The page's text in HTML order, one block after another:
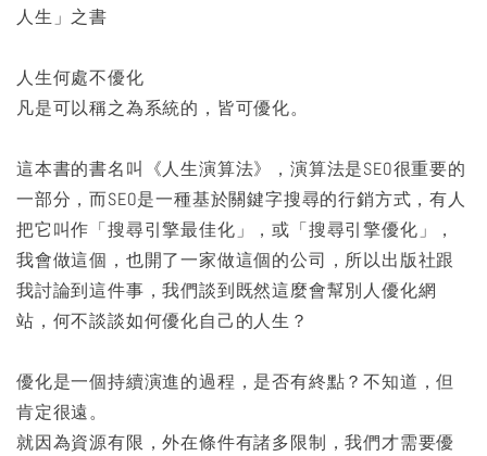
人生」之書
人生何處不優化
凡是可以稱之為系統的，皆可優化。
這本書的書名叫《人生演算法》，演算法是SEO很重要的
一部分，而SEO是一種基於關鍵字搜尋的行銷方式，有人
把它叫作「搜尋引擎最佳化」，或「搜尋引擎優化」，
我會做這個，也開了一家做這個的公司，所以出版社跟
我討論到這件事，我們談到既然這麼會幫別人優化網
站，何不談談如何優化自己的人生？
優化是一個持續演進的過程，是否有終點？不知道，但
肯定很遠。
就因為資源有限，外在條件有諸多限制，我們才需要優